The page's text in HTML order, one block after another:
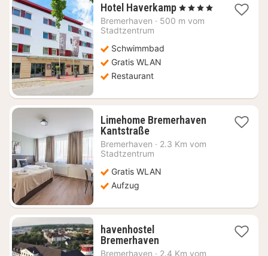
Hotel Haverkamp2
Nächte
, 4 Sterne
Bremerhaven · 500 m vom
Stadtzentrum
Schwimmbad
Gratis WLAN
Restaurant
Limehome Bremerhaven
Kantstraße2
Nächte
ab
€
Bremerhaven · 2.3 Km vom
Stadtzentrum
Gratis WLAN
Aufzug
havenhostel
Bremerhaven2
Nächte
Bremerhaven · 2.4 Km vom